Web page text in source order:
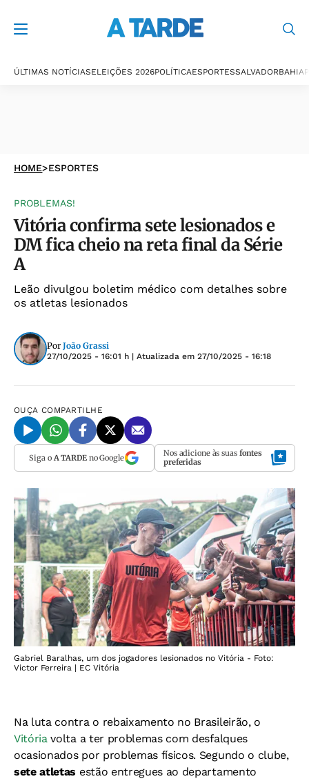
ÚLTIMAS NOTÍCIASELEIÇÕES 2026POLÍTICAESPORTESSALVADORBAHIA
HOME>ESPORTES
PROBLEMAS!
Vitória confirma sete lesionados e
DM fica cheio na reta final da Série
A
Leão divulgou boletim médico com detalhes sobre
os atletas lesionados
Por João Grassi
27/10/2025 - 16:01 h | Atualizada em 27/10/2025 - 16:18
OUÇA COMPARTILHE
Siga o A TARDEno Google Nos adicione às suas fontes
preferidas
Gabriel Baralhas, um dos jogadores lesionados no Vitória - Foto:
Victor Ferreira | EC Vitória
Na luta contra o rebaixamento no Brasileirão, o
Vitóriavolta a ter problemas com desfalques
ocasionados por problemas físicos. Segundo o clube,
sete atletas estão entregues ao departamento